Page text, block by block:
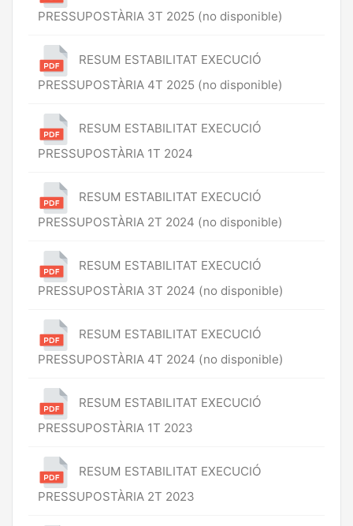
PRESSUPOSTÀRIA 3T 2025 (no disponible)
RESUM ESTABILITAT EXECUCIÓ
PRESSUPOSTÀRIA 4T 2025 (no disponible)
RESUM ESTABILITAT EXECUCIÓ
PRESSUPOSTÀRIA 1T 2024
RESUM ESTABILITAT EXECUCIÓ
PRESSUPOSTÀRIA 2T 2024 (no disponible)
RESUM ESTABILITAT EXECUCIÓ
PRESSUPOSTÀRIA 3T 2024 (no disponible)
RESUM ESTABILITAT EXECUCIÓ
PRESSUPOSTÀRIA 4T 2024 (no disponible)
RESUM ESTABILITAT EXECUCIÓ
PRESSUPOSTÀRIA 1T 2023
RESUM ESTABILITAT EXECUCIÓ
PRESSUPOSTÀRIA 2T 2023